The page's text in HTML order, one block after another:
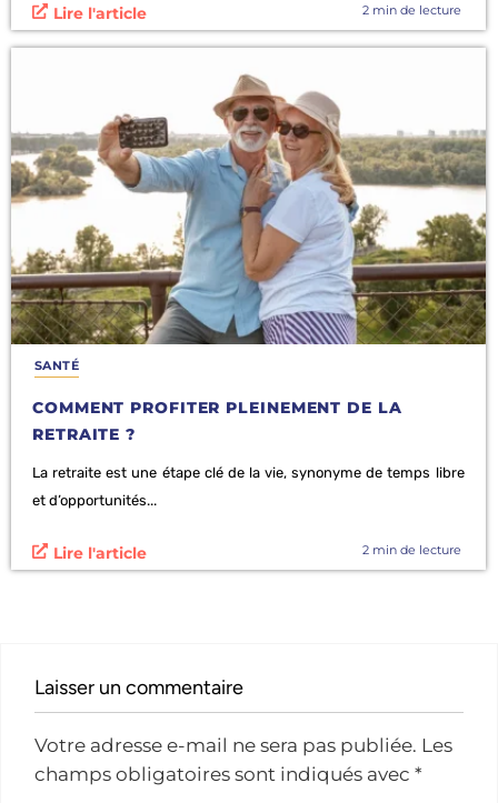
Lire l'article 2 min de lecture
SANTÉ
COMMENT PROFITER PLEINEMENT DE LA
RETRAITE ?
La retraite est une étape clé de la vie, synonyme de temps libre
et d’opportunités...
Lire l'article 2 min de lecture
Laisser un commentaire
Votre adresse e-mail ne sera pas publiée. Les
champs obligatoires sont indiqués avec *